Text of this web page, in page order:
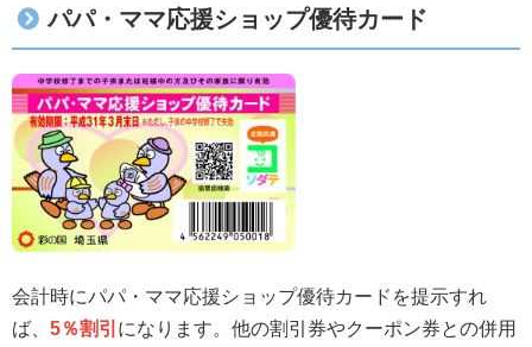
パパ・ママ応援ショップ優待カード
会計時にパパ・ママ応援ショップ優待カードを提示すれ
ば、 5％割引 になります。他の割引券やクーポン券との併用